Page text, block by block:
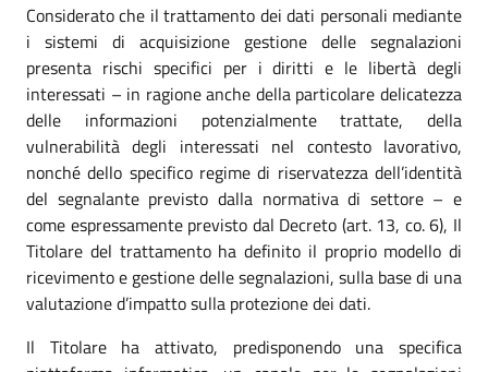
Considerato che il trattamento dei dati personali mediante
i sistemi di acquisizione gestione delle segnalazioni
presenta rischi specifici per i diritti e le libertà degli
interessati – in ragione anche della particolare delicatezza
delle informazioni potenzialmente trattate, della
vulnerabilità degli interessati nel contesto lavorativo,
nonché dello specifico regime di riservatezza dell’identità
del segnalante previsto dalla normativa di settore – e
come espressamente previsto dal Decreto (art. 13, co. 6), Il
Titolare del trattamento ha definito il proprio modello di
ricevimento e gestione delle segnalazioni, sulla base di una
valutazione d’impatto sulla protezione dei dati.
Il Titolare ha attivato, predisponendo una specifica